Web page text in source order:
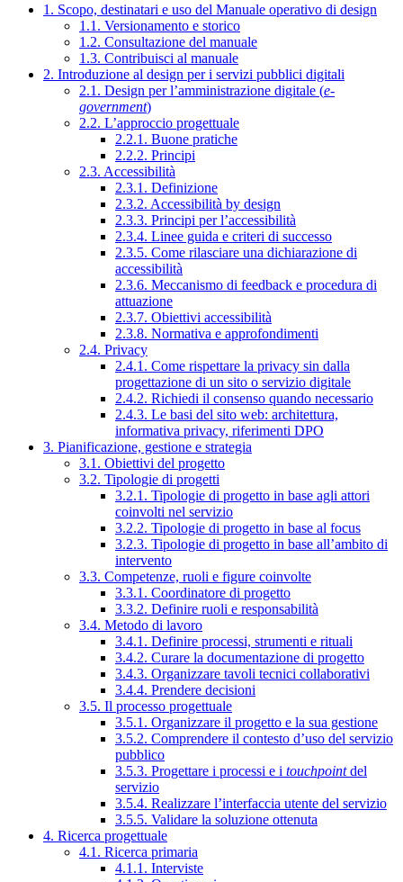
1. Scopo, destinatari e uso del Manuale operativo di design
1.1. Versionamento e storico
1.2. Consultazione del manuale
1.3. Contribuisci al manuale
2. Introduzione al design per i servizi pubblici digitali
2.1. Design per l’amministrazione digitale (e-
government)
2.2. L’approccio progettuale
2.2.1. Buone pratiche
2.2.2. Principi
2.3. Accessibilità
2.3.1. Definizione
2.3.2. Accessibilità by design
2.3.3. Principi per l’accessibilità
2.3.4. Linee guida e criteri di successo
2.3.5. Come rilasciare una dichiarazione di
accessibilità
2.3.6. Meccanismo di feedback e procedura di
attuazione
2.3.7. Obiettivi accessibilità
2.3.8. Normativa e approfondimenti
2.4. Privacy
2.4.1. Come rispettare la privacy sin dalla
progettazione di un sito o servizio digitale
2.4.2. Richiedi il consenso quando necessario
2.4.3. Le basi del sito web: architettura,
informativa privacy, riferimenti DPO
3. Pianificazione, gestione e strategia
3.1. Obiettivi del progetto
3.2. Tipologie di progetti
3.2.1. Tipologie di progetto in base agli attori
coinvolti nel servizio
3.2.2. Tipologie di progetto in base al focus
3.2.3. Tipologie di progetto in base all’ambito di
intervento
3.3. Competenze, ruoli e figure coinvolte
3.3.1. Coordinatore di progetto
3.3.2. Definire ruoli e responsabilità
3.4. Metodo di lavoro
3.4.1. Definire processi, strumenti e rituali
3.4.2. Curare la documentazione di progetto
3.4.3. Organizzare tavoli tecnici collaborativi
3.4.4. Prendere decisioni
3.5. Il processo progettuale
3.5.1. Organizzare il progetto e la sua gestione
3.5.2. Comprendere il contesto d’uso del servizio
pubblico
3.5.3. Progettare i processi e i touchpointdel
servizio
3.5.4. Realizzare l’interfaccia utente del servizio
3.5.5. Validare la soluzione ottenuta
4. Ricerca progettuale
4.1. Ricerca primaria
4.1.1. Interviste